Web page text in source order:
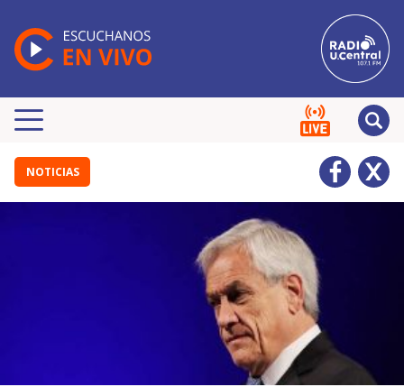
NOTICIAS